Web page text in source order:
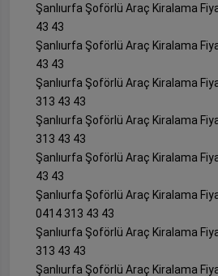
Şanlıurfa Şoförlü Araç Kiralama
43 43
Şanlıurfa Şoförlü Araç Kiralama
43 43
Şanlıurfa Şoförlü Araç Kiralama
313 43 43
Şanlıurfa Şoförlü Araç Kiralama
313 43 43
Şanlıurfa Şoförlü Araç Kiralama
43 43
Şanlıurfa Şoförlü Araç Kiralama
0414 313 43 43
Şanlıurfa Şoförlü Araç Kiralama
313 43 43
Şanlıurfa Şoförlü Araç Kiralama